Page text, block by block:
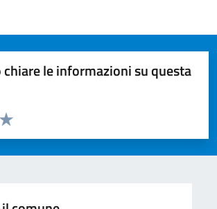
chiare le informazioni su questa
la pagina
5 stelle su 5
4 stelle su 5
su 5
su 5
5